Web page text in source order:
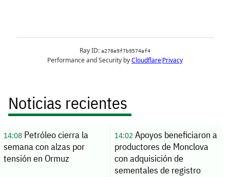
Noticias recientes
14:08Petróleo cierra la
semana con alzas por
tensión en Ormuz
14:02Apoyos beneficiaron a
productores de Monclova
con adquisición de
sementales de registro